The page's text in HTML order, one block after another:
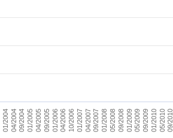
01/200404/200409/200401/200504/200509/200501/200604/200610/200601/200704/200709/200701/200805/200809/200801/200905/200909/200901/201005/201009/